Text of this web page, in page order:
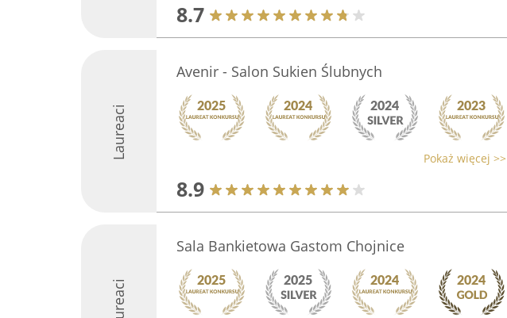
8.7
Laureaci
Avenir - Salon Sukien Ślubnych
Pokaż więcej >>
8.9
Laureaci
Sala Bankietowa Gastom Chojnice